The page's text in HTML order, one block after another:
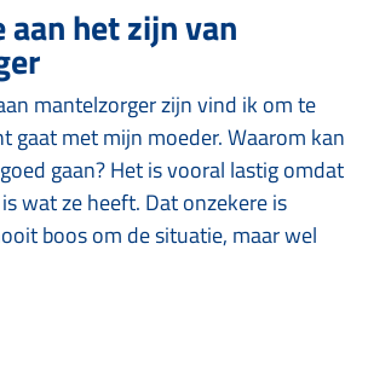
het zijn van
mantelzorger zijn vind ik om te
gaat met mijn moeder. Waarom kan
gaan? Het is vooral lastig omdat
wat ze heeft. Dat onzekere is
boos om de situatie, maar wel